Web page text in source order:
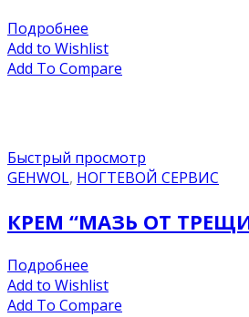
Подробнее
Add to Wishlist
Add To Compare
Быстрый просмотр
GEHWOL, НОГТЕВОЙ СЕРВИС
КРЕМ “МАЗЬ ОТ
Подробнее
Add to Wishlist
Add To Compare